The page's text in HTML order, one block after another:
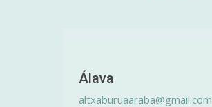
Álava
altxaburuaaraba@gmail.com